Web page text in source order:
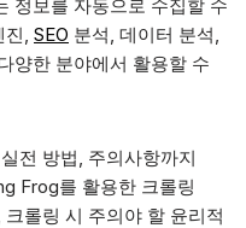
정보를 자동으로 수집할 수
진, SEO 분석, 데이터 분석,
양한 분야에서 활용할 수
전 방법, 주의사항까지
Frog를 활용한 크롤링
롤링 시 주의야 할 윤리적